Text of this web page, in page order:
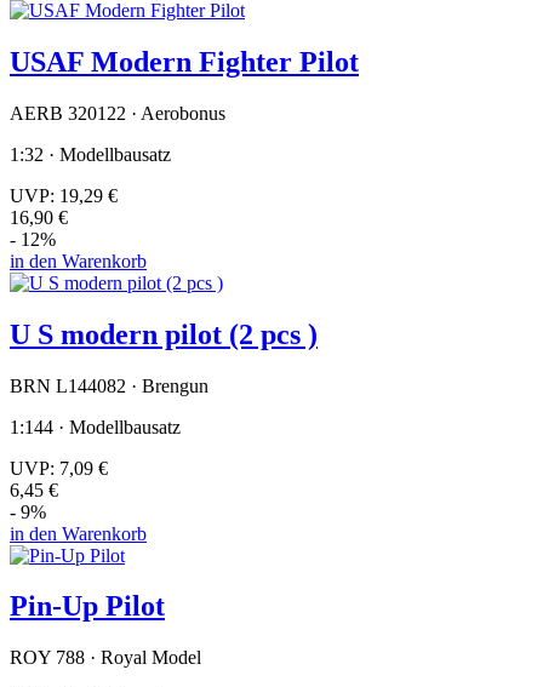
USAF Modern Fighter Pilot
AERB 320122 · Aerobonus
1:32 · Modellbausatz
UVP: 19,29 €
16,90 €
- 12%
in den Warenkorb
U S modern pilot (2 pcs )
BRN L144082 · Brengun
1:144 · Modellbausatz
UVP: 7,09 €
6,45 €
- 9%
in den Warenkorb
Pin-Up Pilot
ROY 788 · Royal Model